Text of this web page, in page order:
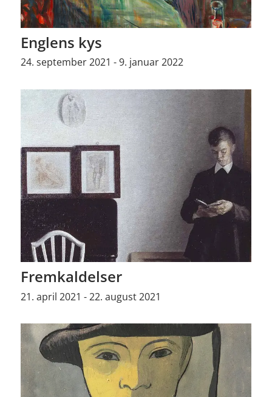
Englens kys
24. september 2021 - 9. januar 2022
Fremkaldelser
21. april 2021 - 22. august 2021